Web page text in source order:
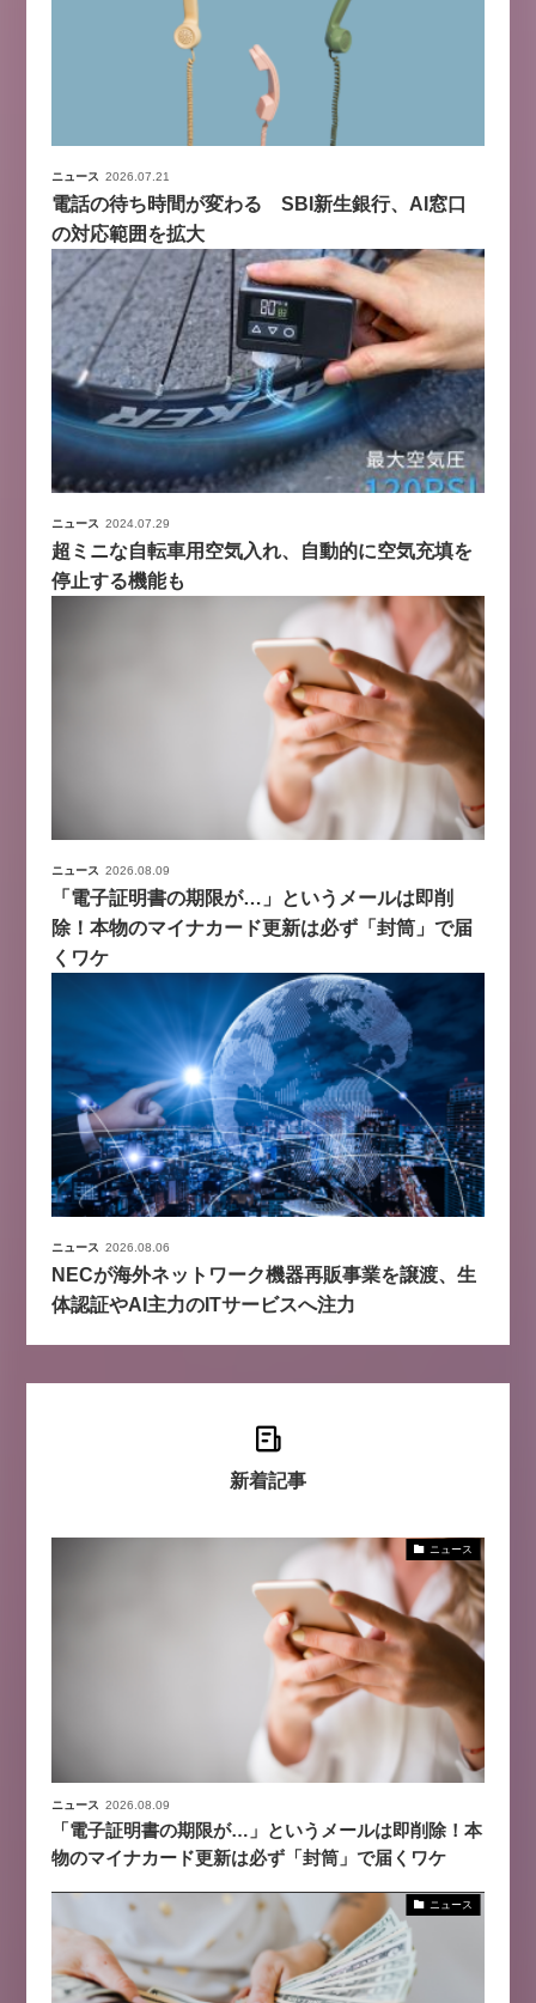
ニュース 2026.07.21
電話の待ち時間が変わる SBI新生銀行、AI窓口
の対応範囲を拡大
ニュース 2024.07.29
超ミニな自転車用空気入れ、自動的に空気充填を
停止する機能も
ニュース 2026.08.09
「電子証明書の期限が…」というメールは即削
除！本物のマイナカード更新は必ず「封筒」で届
くワケ
ニュース 2026.08.06
NECが海外ネットワーク機器再販事業を譲渡、生
体認証やAI主力のITサービスへ注力
新着記事
ニュース
ニュース 2026.08.09
「電子証明書の期限が…」というメールは即削除！本
物のマイナカード更新は必ず「封筒」で届くワケ
ニュース